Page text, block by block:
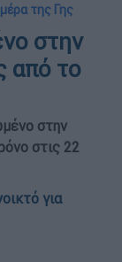
της Γης
στην
από το
στην
στις 22
για